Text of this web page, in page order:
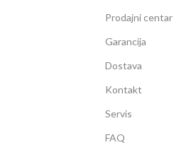
Prodajni centar
Garancija
Dostava
Kontakt
Servis
FAQ